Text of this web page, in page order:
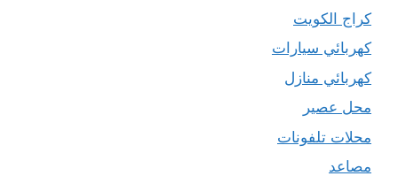
كراج الكويت
كهربائي سيارات
كهربائي منازل
محل عصير
محلات تلفونات
مصاعد